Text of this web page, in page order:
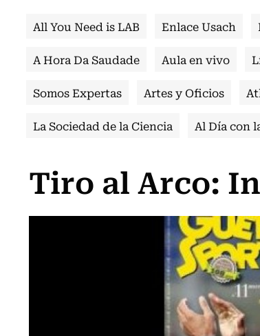
All You Need is LAB Enlace Usach
A Hora Da Saudade
Aula en vivo
Somos Expertas
Artes y Oficios
La Sociedad de la Ciencia
Al Día con
Tiro al Arco: